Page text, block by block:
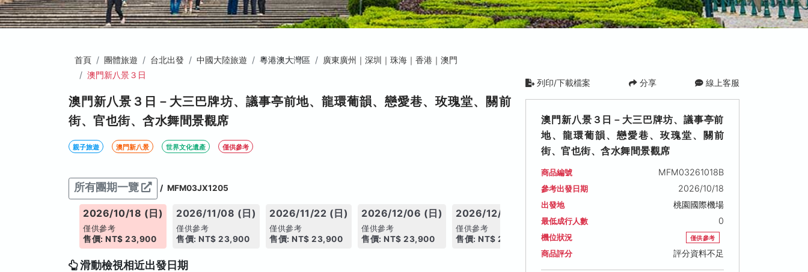
首頁 團體旅遊 台北出發 中國大陸旅遊 粵港澳大灣區
廣東廣州｜深圳｜珠海｜香港｜澳門
澳門新八景３日
澳門新八景３日－大三巴牌坊、議事亭前地、龍環葡韻、戀愛巷、玫瑰堂、關前
街、官也街、含水舞間景觀席
親子旅遊 澳門新八景 世界文化遺產 僅供參考
所有團期一覽 / MFM03JX1205
2026/10/18 (日)
僅供參考
售價: NT$ 23,900
2026/11/08 (日)
僅供參考
售價: NT$ 23,900
2026/11/22 (日)
僅供參考
售價: NT$ 23,900
2026/12/06 (日)
僅供參考
售價: NT$ 23,900
2026/12/20 (日)
僅供參考
售價: NT$ 23,900
滑動檢視相近出發日期
列印/下載檔案 分享 線上客服
澳門新八景３日－大三巴牌坊、議事亭前
地、龍環葡韻、戀愛巷、玫瑰堂、關前
街、官也街、含水舞間景觀席
商品編號 MFM03261018B
參考出發日期 2026/10/18
出發地 桃園國際機場
最低成行人數 0
機位狀況 僅供參考
商品評分 評分資料不足